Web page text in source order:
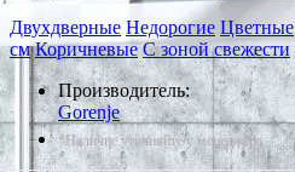
Двухдверные Недорогие Цветные
см Коричневые С зоной свежести
Производитель:
Gorenje
*Наличие уточняйте у менеджера